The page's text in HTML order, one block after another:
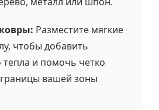
Разместите мягкие
чтобы добавить
тепла и помочь четко
вашей зоны